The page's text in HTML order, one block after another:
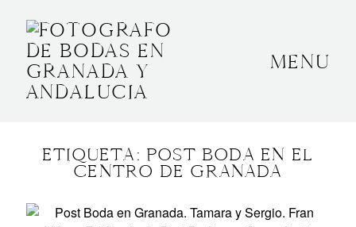
MENU
ETIQUETA: POST BODA EN EL
CENTRO DE GRANADA
BODAS